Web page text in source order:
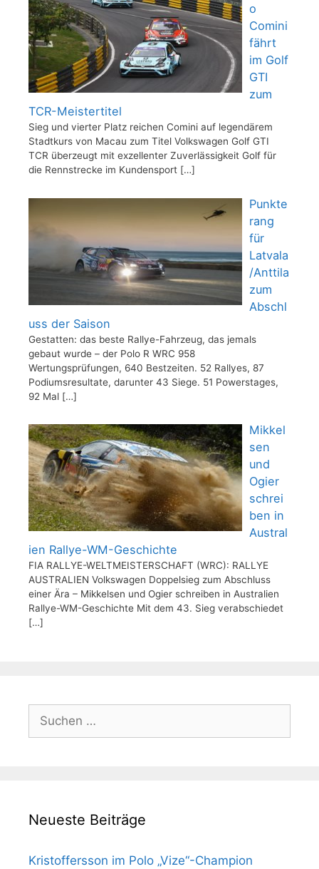
o
Comini
fährt
im Golf
GTI
zum
TCR-Meistertitel
Sieg und vierter Platz reichen Comini auf legendärem
Stadtkurs von Macau zum Titel Volkswagen Golf GTI
TCR überzeugt mit exzellenter Zuverlässigkeit Golf für
die Rennstrecke im Kundensport […]
Punkte
rang
für
Latvala
/Anttila
zum
Abschl
uss der Saison
Gestatten: das beste Rallye-Fahrzeug, das jemals
gebaut wurde – der Polo R WRC 958
Wertungsprüfungen, 640 Bestzeiten. 52 Rallyes, 87
Podiumsresultate, darunter 43 Siege. 51 Powerstages,
92 Mal […]
Mikkel
sen
und
Ogier
schrei
ben in
Austral
ien Rallye-WM-Geschichte
FIA RALLYE-WELTMEISTERSCHAFT (WRC): RALLYE
AUSTRALIEN Volkswagen Doppelsieg zum Abschluss
einer Ära – Mikkelsen und Ogier schreiben in Australien
Rallye-WM-Geschichte Mit dem 43. Sieg verabschiedet
[…]
Suchen
nach:
Neueste Beiträge
Kristoffersson im Polo „Vize“-Champion